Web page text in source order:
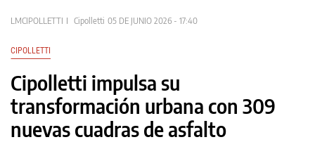
LMCIPOLLETTI Cipolletti 05 DE JUNIO 2026 - 17:40
CIPOLLETTI
Cipolletti impulsa su
transformación urbana con 309
nuevas cuadras de asfalto